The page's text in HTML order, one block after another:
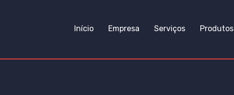
Início Empresa Serviços Produtos